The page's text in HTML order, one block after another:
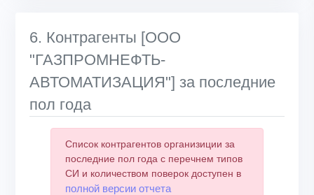
6. Контрагенты [ООО
"ГАЗПРОМНЕФТЬ-
АВТОМАТИЗАЦИЯ"] за последние
пол года
Список контрагентов организиции за
последние пол года с перечнем типов
СИ и количеством поверок доступен в
полной версии отчета